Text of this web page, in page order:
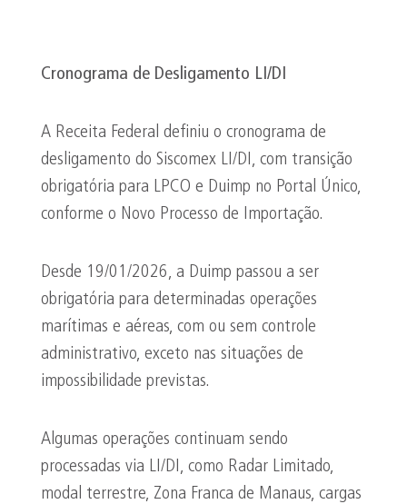
Cronograma de Desligamento LI/DI
A Receita Federal definiu o cronograma de
desligamento do Siscomex LI/DI, com transição
obrigatória para LPCO e Duimp no Portal Único,
conforme o Novo Processo de Importação.
Desde 19/01/2026, a Duimp passou a ser
obrigatória para determinadas operações
marítimas e aéreas, com ou sem controle
administrativo, exceto nas situações de
impossibilidade previstas.
Algumas operações continuam sendo
processadas via LI/DI, como Radar Limitado,
modal terrestre, Zona Franca de Manaus, cargas